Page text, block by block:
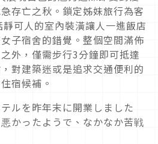
存亡之秋。鎖定姊妹旅行為客
可人的室內裝潢讓人一進飯店
子宿舍的錯覺。整個空間滿佈
外，僅需步行3分鐘即可抵達
對建築迷或是追求交通便利的
宿候補。
ルを昨年末に開業しました
かったようで、なかなか苦戦